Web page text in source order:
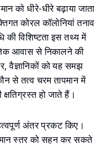
को धीरे-धीरे बढ़ाया जाता
कोरल कॉलोनियां तनाव
की विशिष्टता इस तथ्य में
आवास से निकालने की
वैज्ञानिकों को यह समझ
से तत्व चरम तापमान में
हो जाते हैं।
अंतर प्रकट किए।
स्तर को सहन कर सकते